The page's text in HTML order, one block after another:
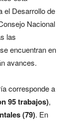
el Desarrollo de
Nacional
las
encuentran en
avances.
corresponde a
95 trabajos),
(79). En